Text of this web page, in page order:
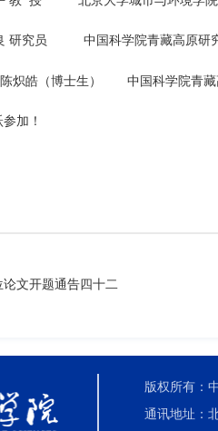
中国科学院青藏高原研
陈炽皓（博士生） 中国科学院青藏
加！
论文开题通告四十二
版权所有：
通讯地址：